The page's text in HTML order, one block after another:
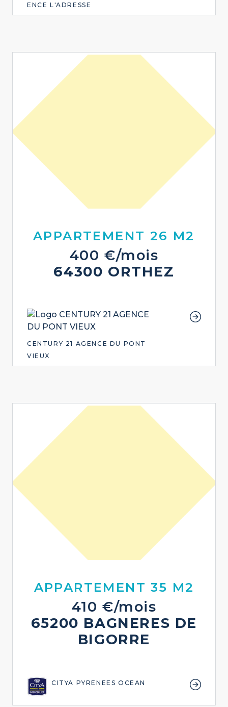
ENCE L'ADRESSE
APPARTEMENT 26 M2
400 €/mois
64300 ORTHEZ
CENTURY 21 AGENCE DU PONT
VIEUX
APPARTEMENT 35 M2
410 €/mois
65200 BAGNERES DE
BIGORRE
CITYA PYRENEES OCEAN